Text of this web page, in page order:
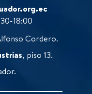
18:00
Cordero.
, piso 13.